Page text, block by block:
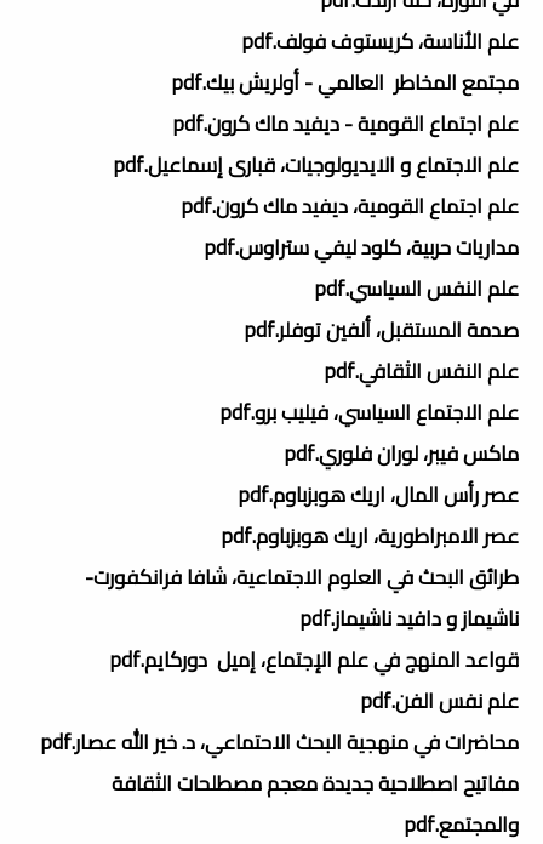
علم الأناسة، كريستوف فولف.pdf
مجتمع المخاطر العالمي - أولريش بيك.pdf
علم اجتماع القومية - ديفيد ماك كرون.pdf
علم الاجتماع و الايديولوجيات، قبارى إسماعيل.pdf
علم اجتماع القومية، ديفيد ماك كرون.pdf
مداريات حربية، كلود ليفي ستراوس.pdf
علم النفس السياسي.pdf
صدمة المستقبل، ألفين توفلر.pdf
علم النفس الثقافي.pdf
علم الاجتماع السياسي، فيليب برو.pdf
ماكس فيبر، لوران فلوري.pdf
عصر رأس المال، اريك هوبزباوم.pdf
عصر الامبراطورية، اريك هوبزباوم.pdf
طرائق البحث في العلوم الاجتماعية، شافا فرانكفورت-
ناشيماز و دافيد ناشيماز.pdf
قواعد المنهج في علم الإجتماع، إميل دوركايم.pdf
علم نفس الفن.pdf
محاضرات في منهجية البحث الاحتماعي، د. خير الله عصار.pdf
مفاتيح اصطلاحية جديدة معجم مصطلحات الثقافة
والمجتمع.pdf